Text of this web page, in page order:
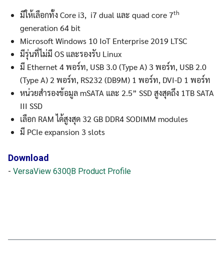
มีให้เลือกทั้ง Core i3, i7 dual และ quad core 7th
generation 64 bit
Microsoft Windows 10 IoT Enterprise 2019 LTSC
มีรุ่นที่ไม่มี OS และรองรับ Linux
มี Ethernet 4 พอร์ท, USB 3.0 (Type A) 3 พอร์ท, USB 2.0
(Type A) 2 พอร์ท, RS232 (DB9M) 1 พอร์ท, DVI-D 1 พอร์ท
หน่วยสำรองข้อมูล mSATA และ 2.5” SSD สูงสุดถึง 1TB SATA
III SSD
เลือก RAM ได้สูงสุด 32 GB DDR4 SODIMM modules
มี PCIe expansion 3 slots
Download
- VersaView 6300ฺB Product Profile